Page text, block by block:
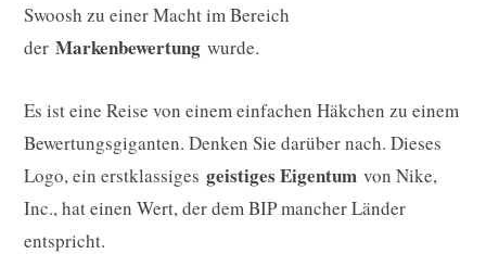
Swoosh zu einer Macht im Bereich
der Markenbewertung wurde.
Es ist eine Reise von einem einfachen Häkchen zu einem
Bewertungsgiganten. Denken Sie darüber nach. Dieses
Logo, ein erstklassiges geistiges Eigentum von Nike,
Inc., hat einen Wert, der dem BIP mancher Länder
entspricht.